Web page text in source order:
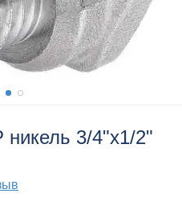
3/4"x1/2"